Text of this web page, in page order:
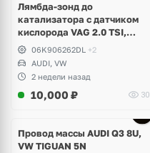
Лямбда-зонд до
катализатора с датчиком
кислорода VAG 2.0 TSI,
TFSI EA888 GEN3, GEN4,
DNF, DNFF, DSFA, DSFD
06K906262DL
+2
AUDI, VW
2 недели назад
10,000 ₽ 30
Провод массы AUDI Q3 8U,
VW TIGUAN 5N